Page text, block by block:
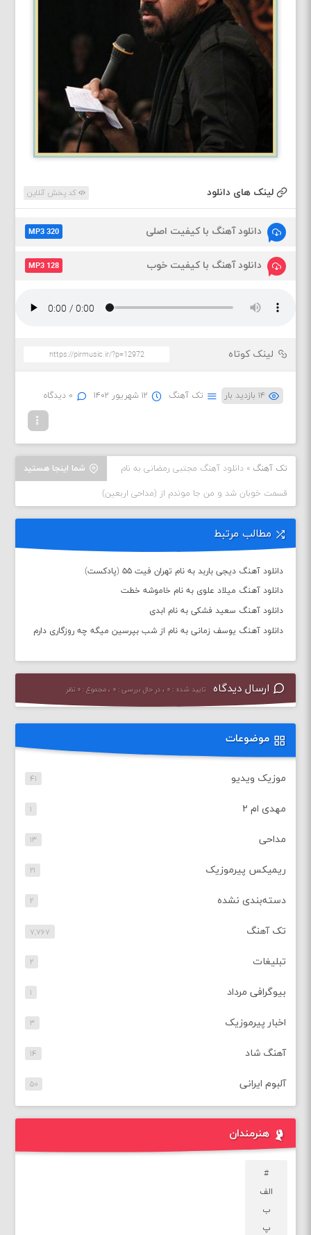
لینک های دانلود کد پخش آنلاین
دانلود آهنگ با کیفیت اصلی MP3 320
دانلود آهنگ با کیفیت خوب MP3 128
لینک کوتاه
۱۴ بازدید بار تک آهنگ ۱۲ شهریور ۱۴۰۲ ۰ دیدگاه
شما اینجا هستید تک آهنگ »دانلود آهنگ مجتبی رمضانی به نام
قسمت خوبان شد و من جا موندم از (مداحی اربعین)
مطالب مرتبط
دانلود آهنگ دیجی باربد به نام تهران فیت ۵۵ (پادکست)
دانلود آهنگ میلاد علوی به نام خاموشه خطت
دانلود آهنگ سعید فشکی به نام ابدی
دانلود آهنگ یوسف زمانی به نام از شب بپرسین میگه چه روزگاری دارم
ارسال دیدگاه تایید شده : ۰ ، در حال بررسی : ۰ ، مجموع : ۰ نظر
موضوعات
موزیک ویدیو ۴۱
مهدی ام ۲ ۱
مداحی ۱۳
ریمیکس پیرموزیک ۲۱
دسته‌بندی نشده ۲
تک آهنگ ۷,۷۶۷
تبلیغات ۲
بیوگرافی مرداد ۱
اخبار پیرموزیک ۳
آهنگ شاد ۱۴
آلبوم ایرانی ۵۰
هنرمندان
#
الف
ب
پ